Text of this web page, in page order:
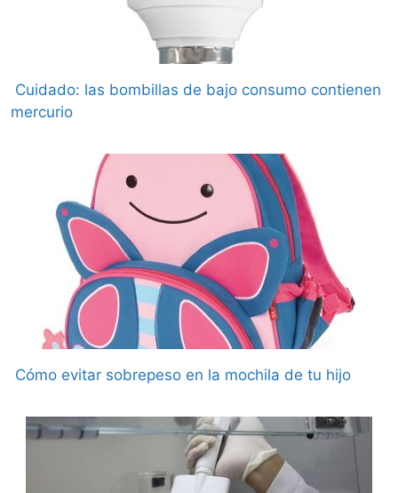
Cuidado: las bombillas de bajo consumo contienen
mercurio
Cómo evitar sobrepeso en la mochila de tu hijo